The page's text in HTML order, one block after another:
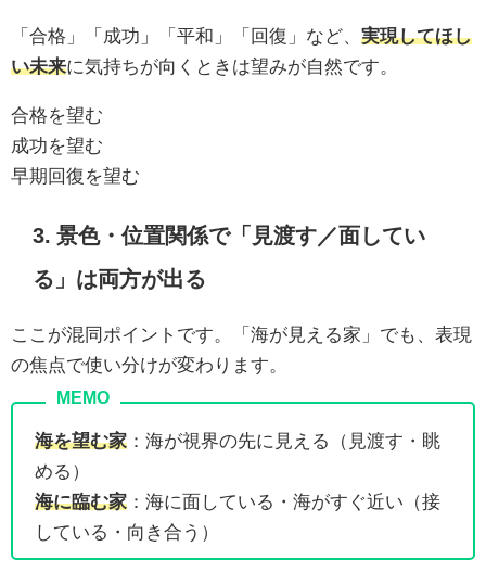
「合格」「成功」「平和」「回復」など、 実現してほし
い未来に気持ちが向くときは望みが自然です。
合格を望む
成功を望む
早期回復を望む
3. 景色・位置関係で「見渡す／面してい
る」は両方が出る
ここが混同ポイントです。「海が見える家」でも、表現
の焦点で使い分けが変わります。
海を望む家 ：海が視界の先に見える（見渡す・眺
める）
海に臨む家 ：海に面している・海がすぐ近い（接
している・向き合う）